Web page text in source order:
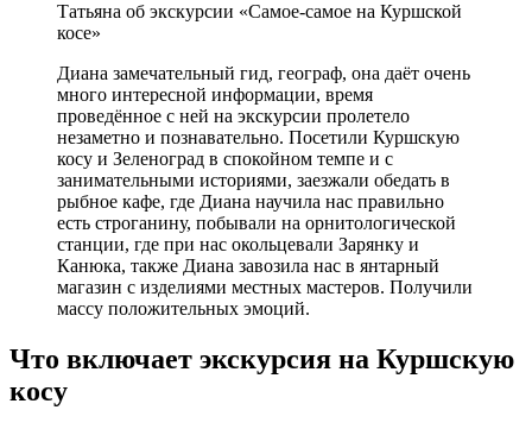
Татьяна об экскурсии «Самое-самое на Куршской
косе»
Диана замечательный гид, географ, она даёт очень
много интересной информации, время
проведённое с ней на экскурсии пролетело
незаметно и познавательно. Посетили Куршскую
косу и Зеленоград в спокойном темпе и с
занимательными историями, заезжали обедать в
рыбное кафе, где Диана научила нас правильно
есть строганину, побывали на орнитологической
станции, где при нас окольцевали Зарянку и
Канюка, также Диана завозила нас в янтарный
магазин с изделиями местных мастеров. Получили
массу положительных эмоций.
Что включает экскурсия на Куршскую
косу